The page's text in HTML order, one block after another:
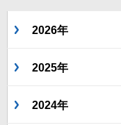
2026年
2025年
2024年